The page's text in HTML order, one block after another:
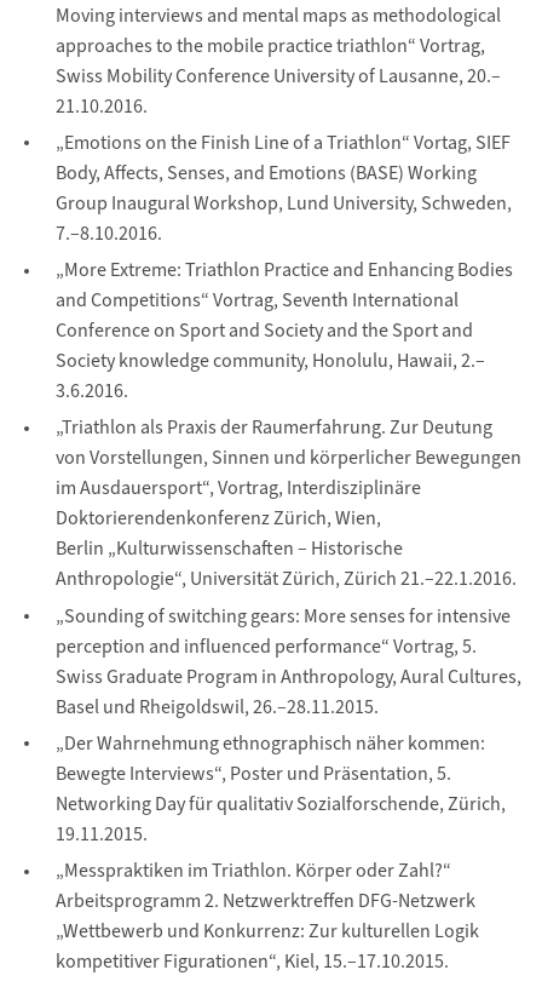
Moving interviews and mental maps as methodological
approaches to the mobile practice triathlon“ Vortrag,
Swiss Mobility Conference University of Lausanne, 20.–
21.10.2016.
„Emotions on the Finish Line of a Triathlon“ Vortag, SIEF
Body, Affects, Senses, and Emotions (BASE) Working
Group Inaugural Workshop, Lund University, Schweden,
7.–8.10.2016.
„More Extreme: Triathlon Practice and Enhancing Bodies
and Competitions“ Vortrag, Seventh International
Conference on Sport and Society and the Sport and
Society knowledge community, Honolulu, Hawaii, 2.–
3.6.2016.
„Triathlon als Praxis der Raumerfahrung. Zur Deutung
von Vorstellungen, Sinnen und körperlicher Bewegungen
im Ausdauersport“, Vortrag, Interdisziplinäre
Doktorierendenkonferenz Zürich, Wien,
Berlin „Kulturwissenschaften – Historische
Anthropologie“, Universität Zürich, Zürich 21.–22.1.2016.
„Sounding of switching gears: More senses for intensive
perception and influenced performance“ Vortrag, 5.
Swiss Graduate Program in Anthropology, Aural Cultures,
Basel und Rheigoldswil, 26.–28.11.2015.
„Der Wahrnehmung ethnographisch näher kommen:
Bewegte Interviews“, Poster und Präsentation, 5.
Networking Day für qualitativ Sozialforschende, Zürich,
19.11.2015.
„Messpraktiken im Triathlon. Körper oder Zahl?“
Arbeitsprogramm 2. Netzwerktreffen DFG-Netzwerk
„Wettbewerb und Konkurrenz: Zur kulturellen Logik
kompetitiver Figurationen“, Kiel, 15.–17.10.2015.